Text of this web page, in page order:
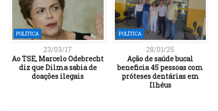
POLÍTICA
23/03/17
Ao TSE, Marcelo Odebrecht
diz que Dilma sabia de
doações ilegais
POLÍTICA
28/01/25
Ação de saúde bucal
beneficia 45 pessoas com
próteses dentárias em
Ilhéus